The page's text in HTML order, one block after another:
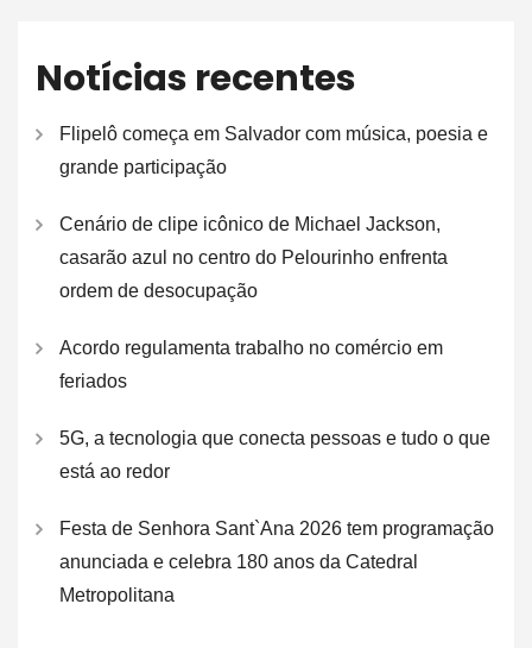
Notícias recentes
Flipelô começa em Salvador com música, poesia e
grande participação
Cenário de clipe icônico de Michael Jackson,
casarão azul no centro do Pelourinho enfrenta
ordem de desocupação
Acordo regulamenta trabalho no comércio em
feriados
5G, a tecnologia que conecta pessoas e tudo o que
está ao redor
Festa de Senhora Sant`Ana 2026 tem programação
anunciada e celebra 180 anos da Catedral
Metropolitana